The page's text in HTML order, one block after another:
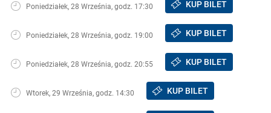
Poniedziałek, 28 Września, godz. 17:30 KUP BILET
Poniedziałek, 28 Września, godz. 19:00 KUP BILET
Poniedziałek, 28 Września, godz. 20:55 KUP BILET
Wtorek, 29 Września, godz. 14:30 KUP BILET